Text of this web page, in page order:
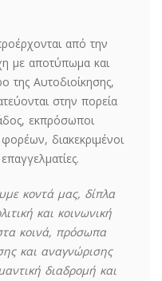
από την
με αποτύπωμα και
της Αυτοδιοίκησης,
στην πορεία
εκπρόσωποι
διακεκριμένοι
κοντά μας, δίπλα
και κοινωνική
κοινά, πρόσωπα
και αναγνώρισης
διαδρομή και